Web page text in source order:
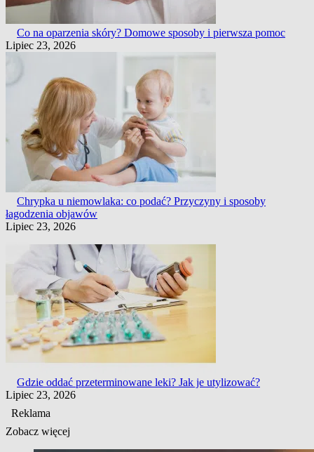
Co na oparzenia skóry? Domowe sposoby i pierwsza pomoc
Lipiec 23, 2026
Chrypka u niemowlaka: co podać? Przyczyny i sposoby
łagodzenia objawów
Lipiec 23, 2026
Gdzie oddać przeterminowane leki? Jak je utylizować?
Lipiec 23, 2026
Reklama
Zobacz więcej